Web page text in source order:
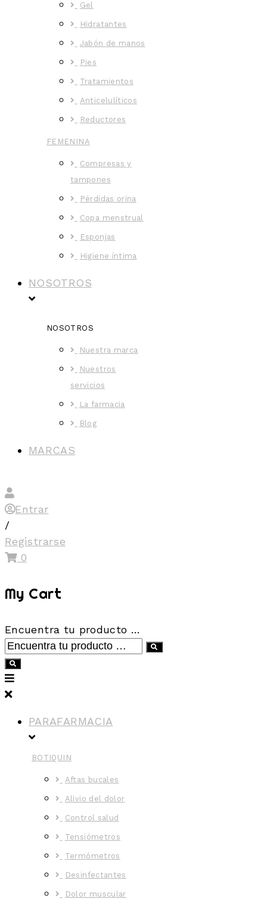
Gel
Hidratantes
Jabón de manos
Pies
Tratamientos
Anticelulíticos
Reductores
FEMENINA
Compresas y
tampones
Pérdidas orina
Copa menstrual
Esponjas
Higiene íntima
NOSOTROS
NOSOTROS
Nuestra marca
Nuestros
servicios
La farmacia
Blog
MARCAS
Entrar
/
Registrarse
0
My Cart
Encuentra tu producto …
PARAFARMACIA
BOTIQUIN
Aftas bucales
Alivio del dolor
Control salud
Tensiómetros
Termómetros
Desinfectantes
Dolor muscular